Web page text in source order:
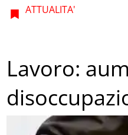
ATTUALITA'
Lavoro: